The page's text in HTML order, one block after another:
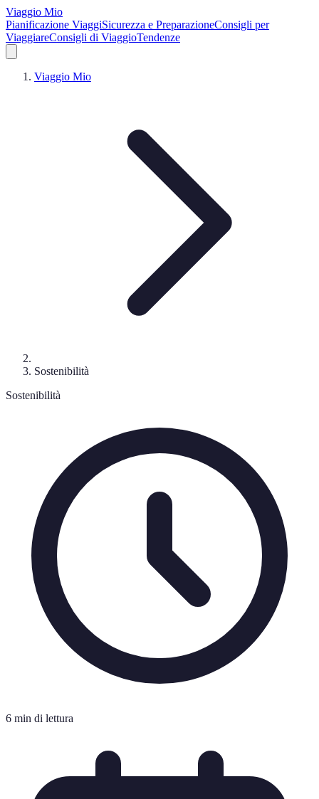
Viaggio Mio
Pianificazione ViaggiSicurezza e PreparazioneConsigli per
ViaggiareConsigli di ViaggioTendenze
Viaggio Mio
Sostenibilità
Sostenibilità
6 min di lettura